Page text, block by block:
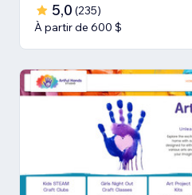
5,0 (235)
À partir de 600 $